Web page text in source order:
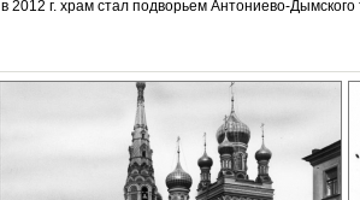
в 2012 г. храм стал подворьем Антониево-Дымского